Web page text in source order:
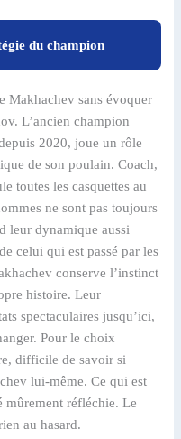
du champion
Makhachev sans évoquer
L’ancien champion
2020, joue un rôle
de son poulain. Coach,
toutes les casquettes au
ne sont pas toujours
leur dynamique aussi
celui qui est passé par les
conserve l’instinct
histoire. Leur
spectaculaires jusqu’ici,
Pour le choix
difficile de savoir si
lui-même. Ce qui est
mûrement réfléchie. Le
au hasard.